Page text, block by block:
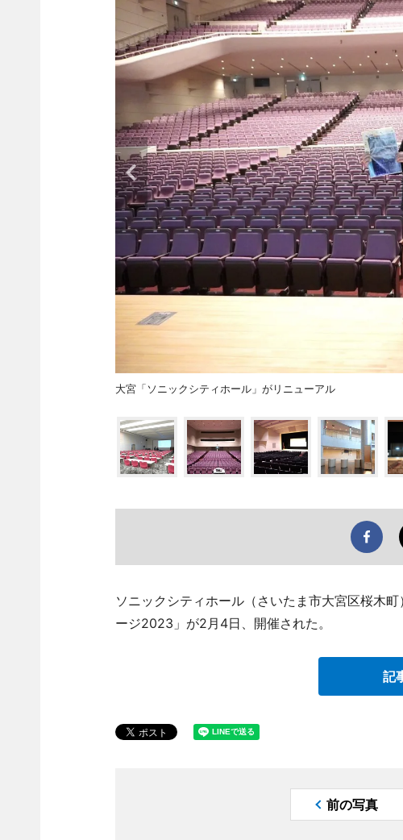
大宮「ソニックシティホール」がリニューアル
ソニックシティホール（さいたま市大宮区桜木
ージ2023」が2月4日、開催された。
記
前の写真